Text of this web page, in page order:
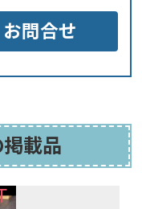
お問合せ
載品